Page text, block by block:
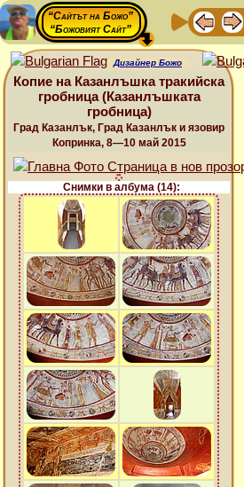
“Сайтът на Божо”
“Божовият Сайт”
Дизайнер Божо
Копие на Казанлъшка тракийска
гробница (Казанлъшката
гробница)
Град Казанлък, Град Казанлък и язовир
Копринка, 8—10 май 2015
Снимки в албума (14):